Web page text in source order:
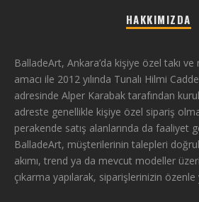
HAKKIMIZDA
BalladeArt, Ankara’da kişiye özel takı
amacı ile 2012 yılında Tunalı Hilmi
adresinde Alper Karabak tarafından
adreste genellikle kişiye özel sipariş
perakende satış alanlarında da faaliyet
BalladeArt, müşterilerinin talepleri
akımı, trend ya da mevcut modeller
çıkarma yapılarak, siparişlerinizin özenle